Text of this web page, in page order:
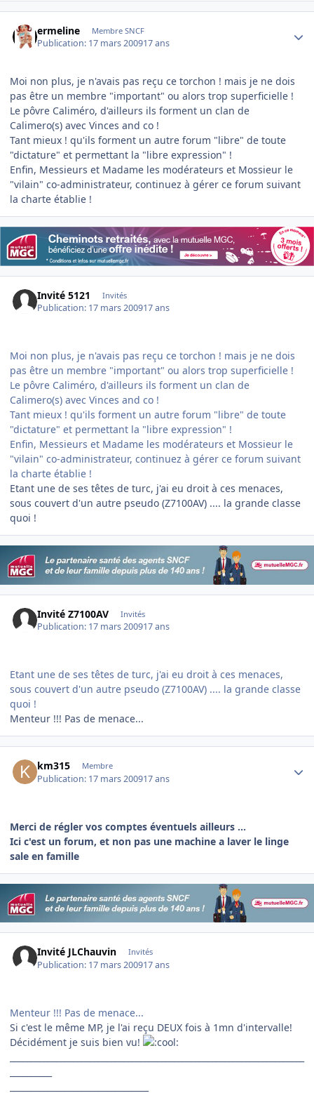
ermeline Membre SNCF
Publication: 17 mars 200917 ans
Moi non plus, je n'avais pas reçu ce torchon ! mais je ne dois
pas être un membre "important" ou alors trop superficielle !
Le pôvre Caliméro, d'ailleurs ils forment un clan de
Calimero(s) avec Vinces and co !
Tant mieux ! qu'ils forment un autre forum "libre" de toute
"dictature" et permettant la "libre expression" !
Enfin, Messieurs et Madame les modérateurs et Mossieur le
"vilain" co-administrateur, continuez à gérer ce forum suivant
la charte établie !
Invité 5121 Invités
Publication: 17 mars 200917 ans
Moi non plus, je n'avais pas reçu ce torchon ! mais je ne dois
pas être un membre "important" ou alors trop superficielle !
Le pôvre Caliméro, d'ailleurs ils forment un clan de
Calimero(s) avec Vinces and co !
Tant mieux ! qu'ils forment un autre forum "libre" de toute
"dictature" et permettant la "libre expression" !
Enfin, Messieurs et Madame les modérateurs et Mossieur le
"vilain" co-administrateur, continuez à gérer ce forum suivant
la charte établie !
Etant une de ses têtes de turc, j'ai eu droit à ces menaces,
sous couvert d'un autre pseudo (Z7100AV) .... la grande classe
quoi !
Invité Z7100AV Invités
Publication: 17 mars 200917 ans
Etant une de ses têtes de turc, j'ai eu droit à ces menaces,
sous couvert d'un autre pseudo (Z7100AV) .... la grande classe
quoi !
Menteur !!! Pas de menace...
km315 Membre
Publication: 17 mars 200917 ans
Merci de régler vos comptes éventuels ailleurs ...
Ici c'est un forum, et non pas une machine a laver le linge
sale en famille
Invité JLChauvin Invités
Publication: 17 mars 200917 ans
Menteur !!! Pas de menace...
Si c'est le même MP, je l'ai reçu DEUX fois à 1mn d'intervalle!
Décidément je suis bien vu!